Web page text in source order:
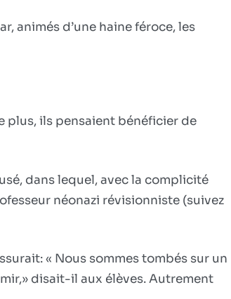
animés d’une haine féroce, les
plus, ils pensaient bénéficier de
dans lequel, avec la complicité
néonazi révisionniste (suivez
« Nous sommes tombés sur un
disait-il aux élèves. Autrement